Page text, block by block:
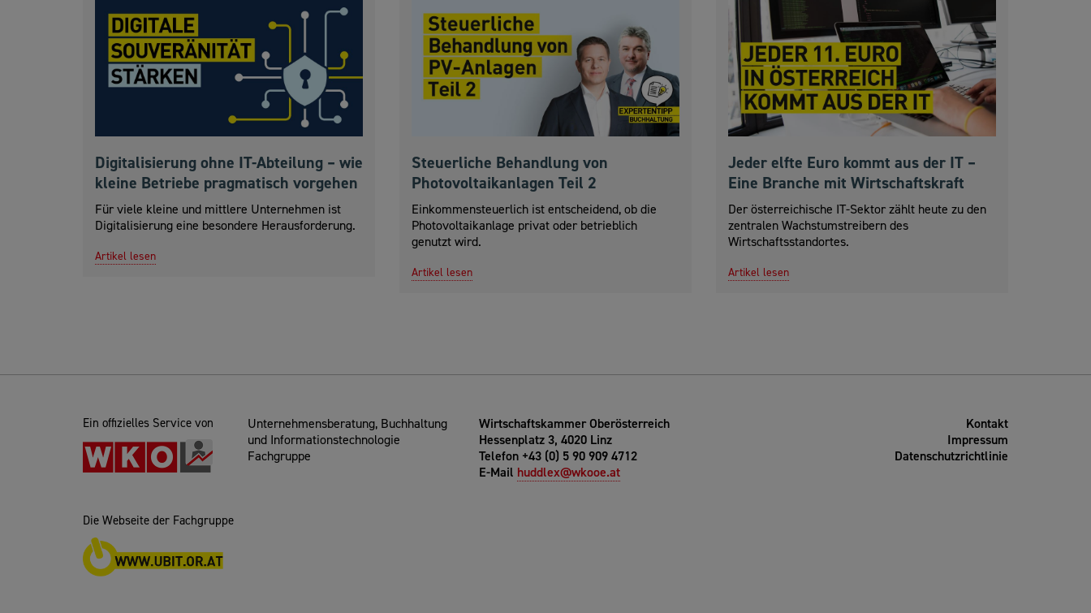
Digitalisierung ohne IT-Abteilung – wie
kleine Betriebe pragmatisch vorgehen
Für viele kleine und mittlere Unternehmen ist
Digitalisierung eine besondere Herausforderung.
Artikel lesen
Steuerliche Behandlung von
Photovoltaikanlagen Teil 2
Einkommensteuerlich ist entscheidend, ob die
Photovoltaikanlage privat oder betrieblich
genutzt wird.
Artikel lesen
Jeder elfte Euro kommt aus der IT –
Eine Branche mit Wirtschaftskraft
Der österreichische IT-Sektor zählt heute zu den
zentralen Wachstumstreibern des
Wirtschaftsstandortes.
Artikel lesen
Ein offizielles Service von
Unternehmensberatung, Buchhaltung
und Informationstechnologie
Fachgruppe
Wirtschaftskammer Oberösterreich
Hessenplatz 3, 4020 Linz
Telefon +43 (0) 5 90 909 4712
E-Mail huddlex@wkooe.at
Kontakt
Impressum
Datenschutzrichtlinie
Die Webseite der Fachgruppe